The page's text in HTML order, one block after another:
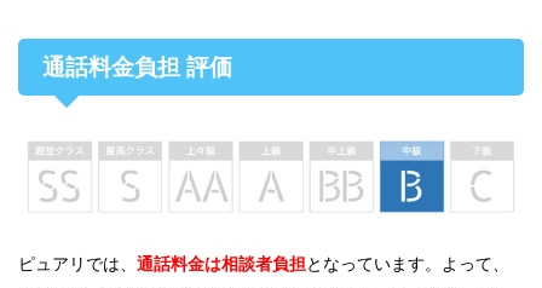
通話料金負担 評価
ピュアリでは、 通話料金は相談者負担となっています。よって、